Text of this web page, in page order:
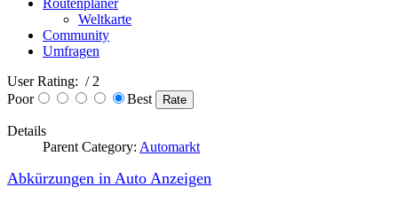
Routenplaner
Weltkarte
Community
Umfragen
User Rating: / 2
Poor
Best
Details
Parent Category: Automarkt
Abkürzungen in Auto Anzeigen